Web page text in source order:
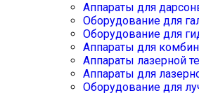
Аппараты для
Оборудование для
Оборудование для
Аппараты для
Аппараты лазерной
Аппараты для
Оборудование для